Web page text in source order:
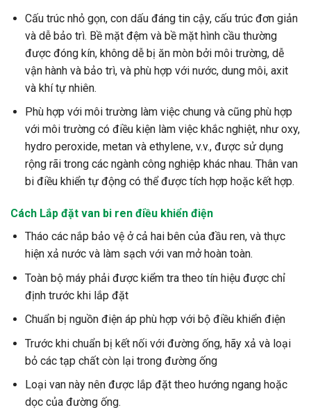
Cấu trúc nhỏ gọn, con dấu đáng tin cậy, cấu trúc đơn giản
và dễ bảo trì. Bề mặt đệm và bề mặt hình cầu thường
được đóng kín, không dễ bị ăn mòn bởi môi trường, dễ
vận hành và bảo trì, và phù hợp với nước, dung môi, axit
và khí tự nhiên.
Phù hợp với môi trường làm việc chung và cũng phù hợp
với môi trường có điều kiện làm việc khắc nghiệt, như oxy,
hydro peroxide, metan và ethylene, v.v., được sử dụng
rộng rãi trong các ngành công nghiệp khác nhau. Thân van
bi điều khiển tự động có thể được tích hợp hoặc kết hợp.
Cách Lắp đặt van bi ren điều khiển điện
Tháo các nắp bảo vệ ở cả hai bên của đầu ren, và thực
hiện xả nước và làm sạch với van mở hoàn toàn.
Toàn bộ máy phải được kiểm tra theo tín hiệu được chỉ
định trước khi lắp đặt
Chuẩn bị nguồn điện áp phù hợp với bộ điều khiển điện
Trước khi chuẩn bị kết nối với đường ống, hãy xả và loại
bỏ các tạp chất còn lại trong đường ống
Loại van này nên được lắp đặt theo hướng ngang hoặc
dọc của đường ống.